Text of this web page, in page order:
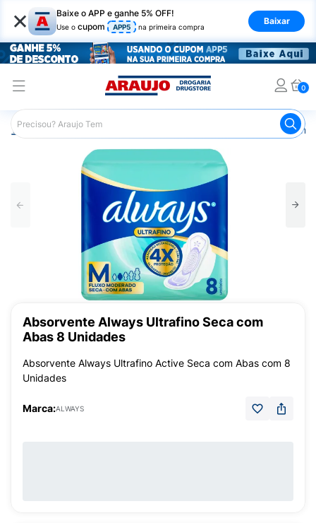
× Baixe o APP e ganhe 5% OFF!
Use o cupom APP5 na primeira compra
Baixar
0
Araujo Higiene Pessoal Absorvente
Absorvente Always Ultrafino Seca com
Abas 8 Unidades
Absorvente Always Ultrafino Active Seca com Abas com 8
Unidades
Marca:ALWAYS